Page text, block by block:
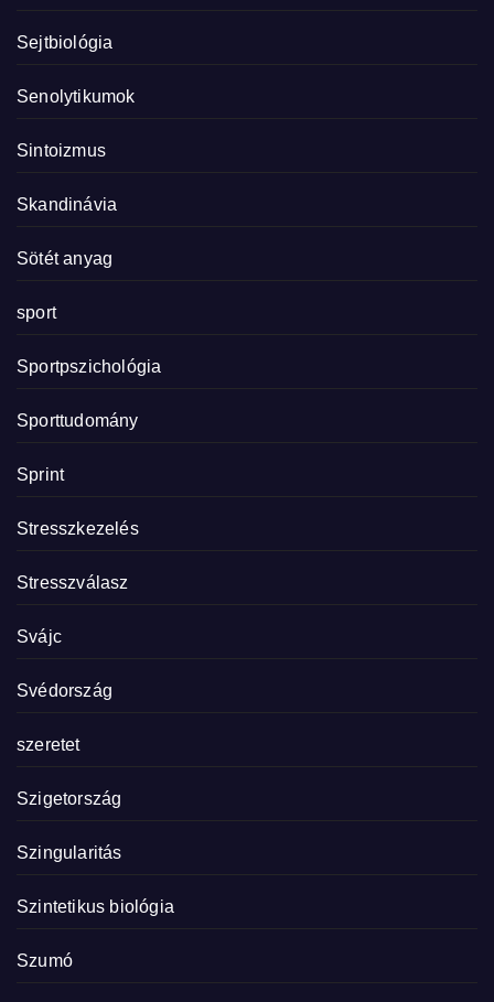
Sejtbiológia
Senolytikumok
Sintoizmus
Skandinávia
Sötét anyag
sport
Sportpszichológia
Sporttudomány
Sprint
Stresszkezelés
Stresszválasz
Svájc
Svédország
szeretet
Szigetország
Szingularitás
Szintetikus biológia
Szumó